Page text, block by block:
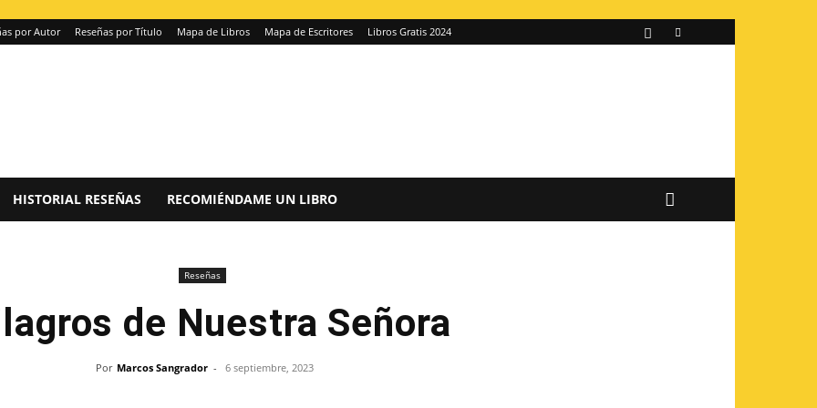
por Autor Reseñas por Título Mapa de Libros Mapa de Escritores Libros Gratis 2024
HISTORIAL RESEÑAS RECOMIÉNDAME UN LIBRO
Reseñas
de Nuestra Señora
Por Marcos Sangrador - 6 septiembre, 2023